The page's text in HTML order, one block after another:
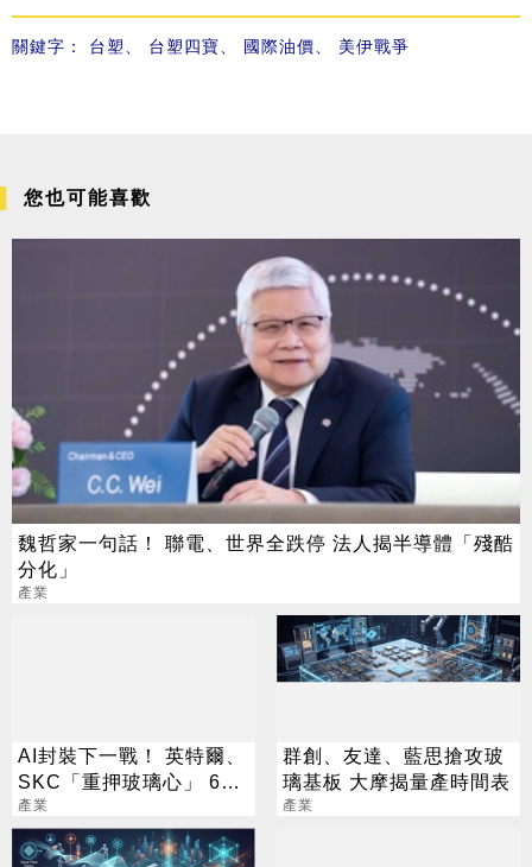
關鍵字： 台塑、 台塑四寶、 國際油價、 美伊戰爭
您也可能喜歡
魏哲家一句話！ 聯電、世界全跌停 法人揭半導體「殘酷
分化」
產業
AI封裝下一戰！ 英特爾、
SKC「重押玻璃心」 6台
廠加速拚上位
產業
群創、友達、藍思搶攻玻
璃基板 大摩揭量產時間表
產業